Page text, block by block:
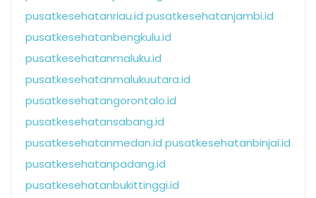
pusatkesehatanriau.id pusatkesehatanjambi.id
pusatkesehatanbengkulu.id
pusatkesehatanmaluku.id
pusatkesehatanmalukuutara.id
pusatkesehatangorontalo.id
pusatkesehatansabang.id
pusatkesehatanmedan.id pusatkesehatanbinjai.id
pusatkesehatanpadang.id
pusatkesehatanbukittinggi.id